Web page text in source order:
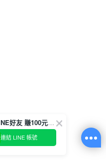
❤️加LINE好友 賺100元券！
連結 LINE 帳號